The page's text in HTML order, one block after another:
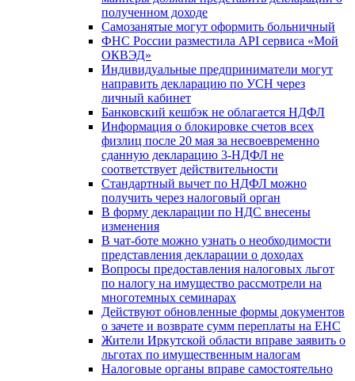
полученном доходе
Самозанятые могут оформить больничный
ФНС России разместила API сервиса «Мой
ОКВЭД»
Индивидуальные предприниматели могут
направить декларацию по УСН через
личный кабинет
Банковский кешбэк не облагается НДФЛ
Информация о блокировке счетов всех
физлиц после 20 мая за несвоевременно
сданную декларацию 3-НДФЛ не
соответствует действительности
Стандартный вычет по НДФЛ можно
получить через налоговый орган
В форму декларации по НДС внесены
изменения
В чат-боте можно узнать о необходимости
представления декларации о доходах
Вопросы предоставления налоговых льгот
по налогу на имущество рассмотрели на
многотемных семинарах
Действуют обновленные формы документов
о зачете и возврате сумм переплаты на ЕНС
Жители Иркутской области вправе заявить о
льготах по имущественным налогам
Налоговые органы вправе самостоятельно